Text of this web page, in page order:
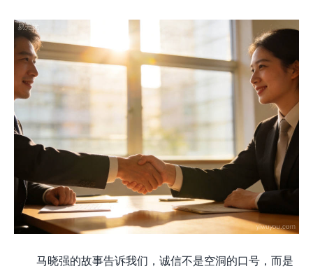
马晓强的故事告诉我们，诚信不是空洞的口号，而是